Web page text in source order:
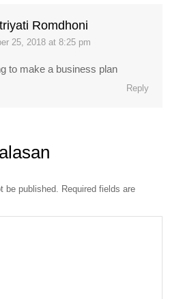
Romdhoni
25, 2018 at 8:25 pm
to make a business plan
Reply
be published. Required fields are